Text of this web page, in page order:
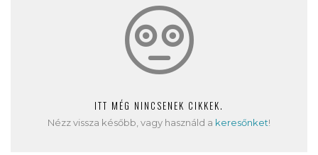
ITT MÉG NINCSENEK CIKKEK.
Nézz vissza később, vagy használd a keresőnket!